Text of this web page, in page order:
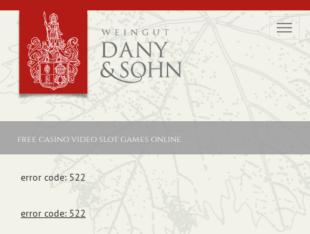
free casino video slot games online
error code: 522
error code: 522